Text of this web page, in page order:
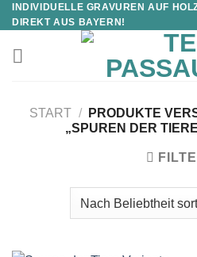
INDIVIDUELLE GRAVUREN AUF
DIREKT AUS BAYERN!
START /
PRODUKTE
„SPUREN DER